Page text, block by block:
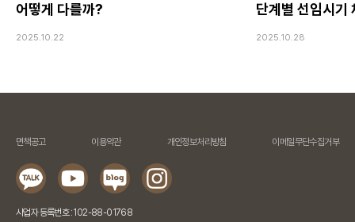
어떻게 다를까?
2025.10.22
단계별 선임시기
2025.10.28
면책공고 이용약관 개인정보처리방침 이메일무단수집거부
사업자 등록번호 : 102-88-01768